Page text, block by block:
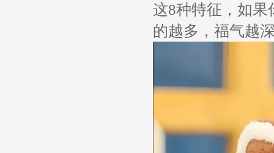
这8种特征，如
的越多，福气越